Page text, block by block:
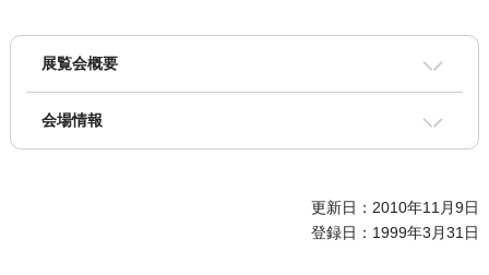
展覧会概要
会場情報
更新日：2010年11月9日
登録日：1999年3月31日